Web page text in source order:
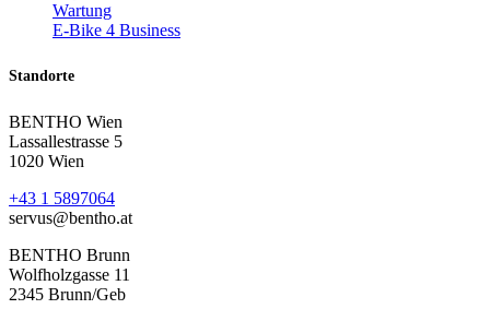
Wartung
E-Bike 4 Business
Standorte
BENTHO Wien
Lassallestrasse 5
1020 Wien
+43 1 5897064
servus@bentho.at
BENTHO Brunn
Wolfholzgasse 11
2345 Brunn/Geb